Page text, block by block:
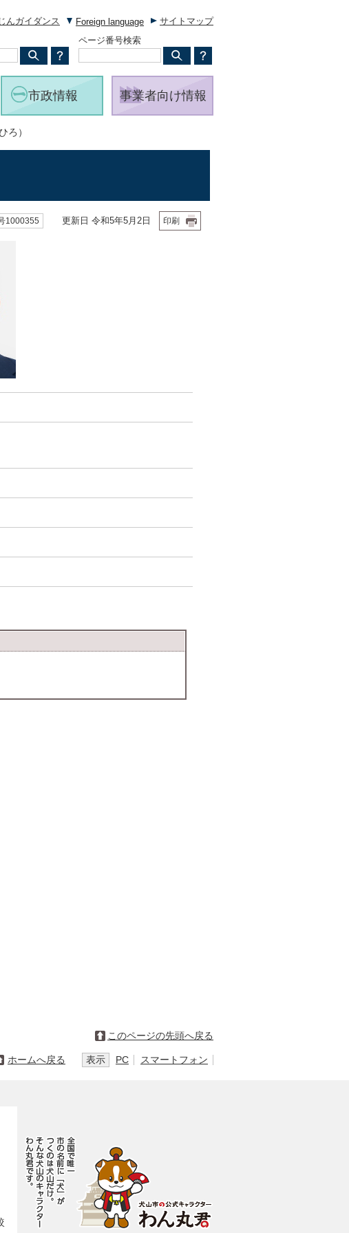
んガイダンス Foreign language
サイトマップ
ページ番号検索
市政情報 事業者向け情報
ろ）
1000355 更新日 令和5年5月2日 印刷
このページの先頭へ戻る
ホームへ戻る 表示 PC スマートフォン